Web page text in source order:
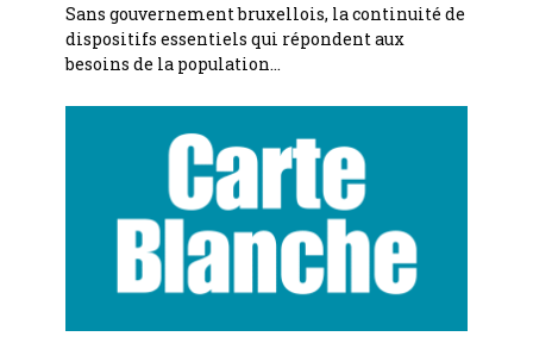
Sans gouvernement bruxellois, la continuité de
dispositifs essentiels qui répondent aux
besoins de la population…